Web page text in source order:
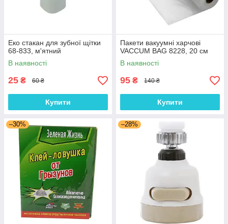
Еко стакан для зубної щітки
68-833, м'ятний
В наявності
25 ₴ 60 ₴
Купити
Пакети вакуумні харчові
VACCUM BAG 8228, 20 см
В наявності
95 ₴ 140 ₴
Купити
–30% –28%